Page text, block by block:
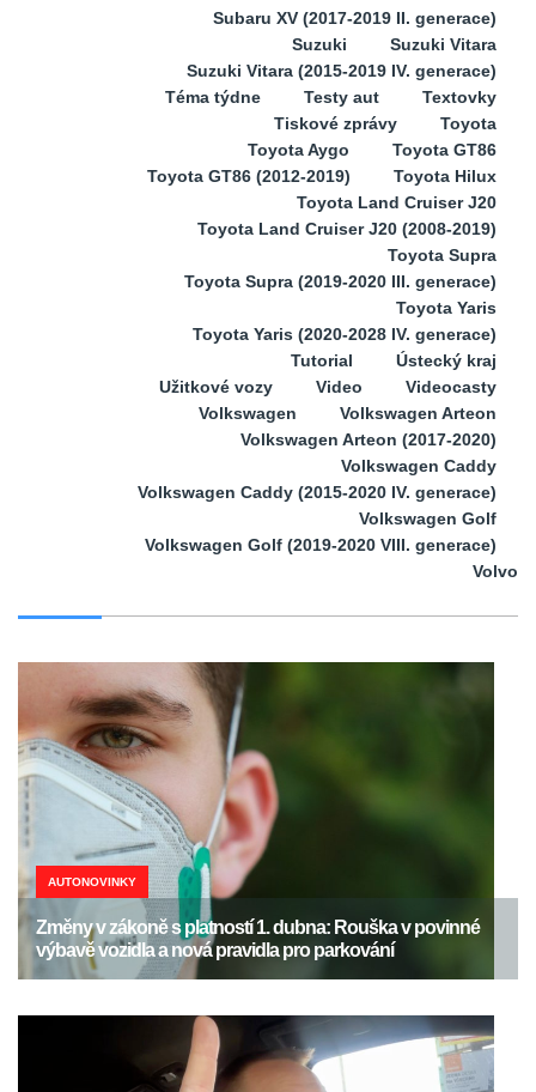
Subaru XV (2017-2019 II. generace)
Suzuki
Suzuki Vitara
Suzuki Vitara (2015-2019 IV. generace)
Téma týdne
Testy aut
Textovky
Tiskové zprávy
Toyota
Toyota Aygo
Toyota GT86
Toyota GT86 (2012-2019)
Toyota Hilux
Toyota Land Cruiser J20
Toyota Land Cruiser J20 (2008-2019)
Toyota Supra
Toyota Supra (2019-2020 III. generace)
Toyota Yaris
Toyota Yaris (2020-2028 IV. generace)
Tutorial
Ústecký kraj
Užitkové vozy
Video
Videocasty
Volkswagen
Volkswagen Arteon
Volkswagen Arteon (2017-2020)
Volkswagen Caddy
Volkswagen Caddy (2015-2020 IV. generace)
Volkswagen Golf
Volkswagen Golf (2019-2020 VIII. generace)
Volvo
AUTONOVINKY
Změny v zákoně s platností 1. dubna: Rouška v povinné
výbavě vozidla a nová pravidla pro parkování